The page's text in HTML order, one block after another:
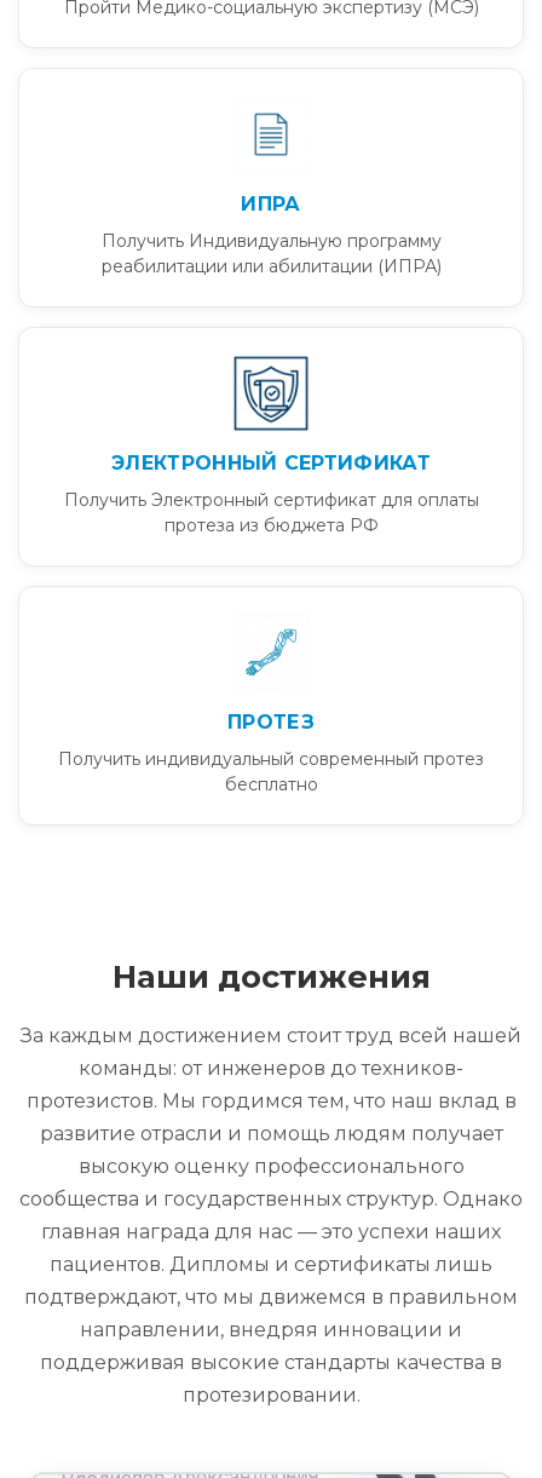
Пройти Медико-социальную экспертизу (МСЭ)
ИПРА
Получить Индивидуальную программу
реабилитации или абилитации (ИПРА)
ЭЛЕКТРОННЫЙ СЕРТИФИКАТ
Получить Электронный сертификат для оплаты
протеза из бюджета РФ
ПРОТЕЗ
Получить индивидуальный современный протез
бесплатно
Наши достижения
За каждым достижением стоит труд всей нашей
команды: от инженеров до техников-
протезистов. Мы гордимся тем, что наш вклад в
развитие отрасли и помощь людям получает
высокую оценку профессионального
сообщества и государственных структур. Однако
главная награда для нас — это успехи наших
пациентов. Дипломы и сертификаты лишь
подтверждают, что мы движемся в правильном
направлении, внедряя инновации и
поддерживая высокие стандарты качества в
протезировании.